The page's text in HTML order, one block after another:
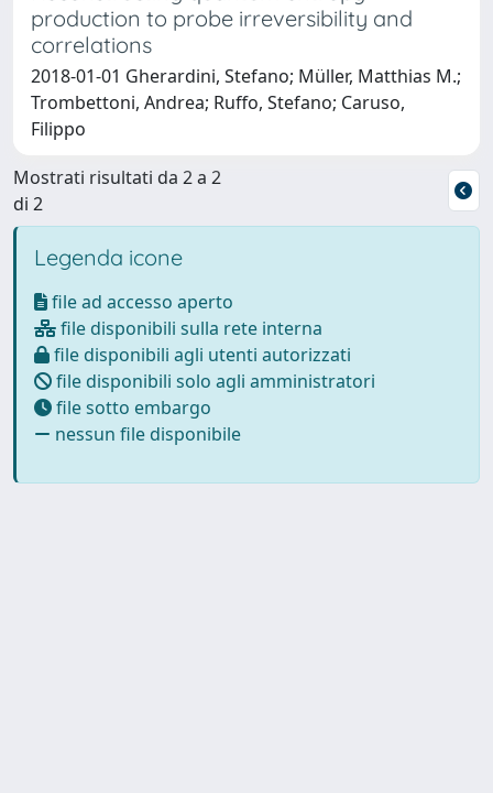
production to probe irreversibility and
correlations
2018-01-01 Gherardini, Stefano; Müller, Matthias M.;
Trombettoni, Andrea; Ruffo, Stefano; Caruso,
Filippo
Mostrati risultati da 2 a 2
di 2
Legenda icone
file ad accesso aperto
file disponibili sulla rete interna
file disponibili agli utenti autorizzati
file disponibili solo agli amministratori
file sotto embargo
nessun file disponibile